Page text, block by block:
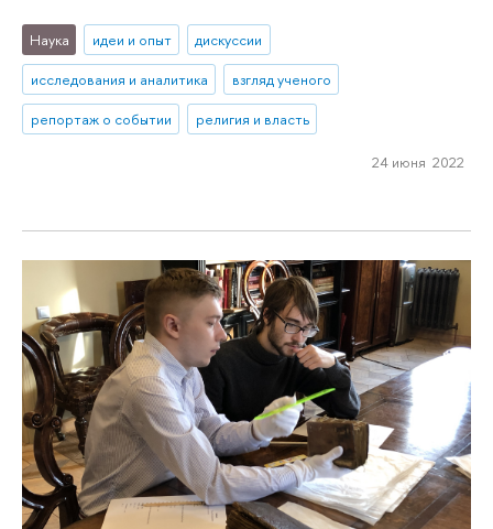
Наука идеи и опыт
дискуссии
исследования и аналитика
взгляд ученого
репортаж о событии
религия и власть
24 июня 2022